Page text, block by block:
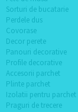
Sorturi de bucatarie
Perdele dus
Covorase
Decor perete
Panouri decorative
Profile decorative
Accesorii parchet
Plinte parchet
Izolatii pentru parchet
Praguri de trecere